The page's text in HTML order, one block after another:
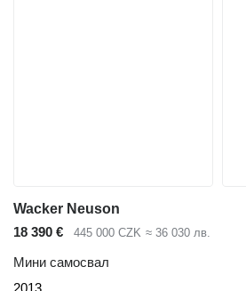
Wacker Neuson
18 390 €
445 000 CZK ≈ 36 030 лв.
Мини самосвал